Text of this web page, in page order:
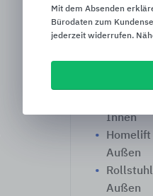
Das
Innen
Außen
Außen
Mit dem Absenden
Bürodaten zum
jederzeit widerrufen.